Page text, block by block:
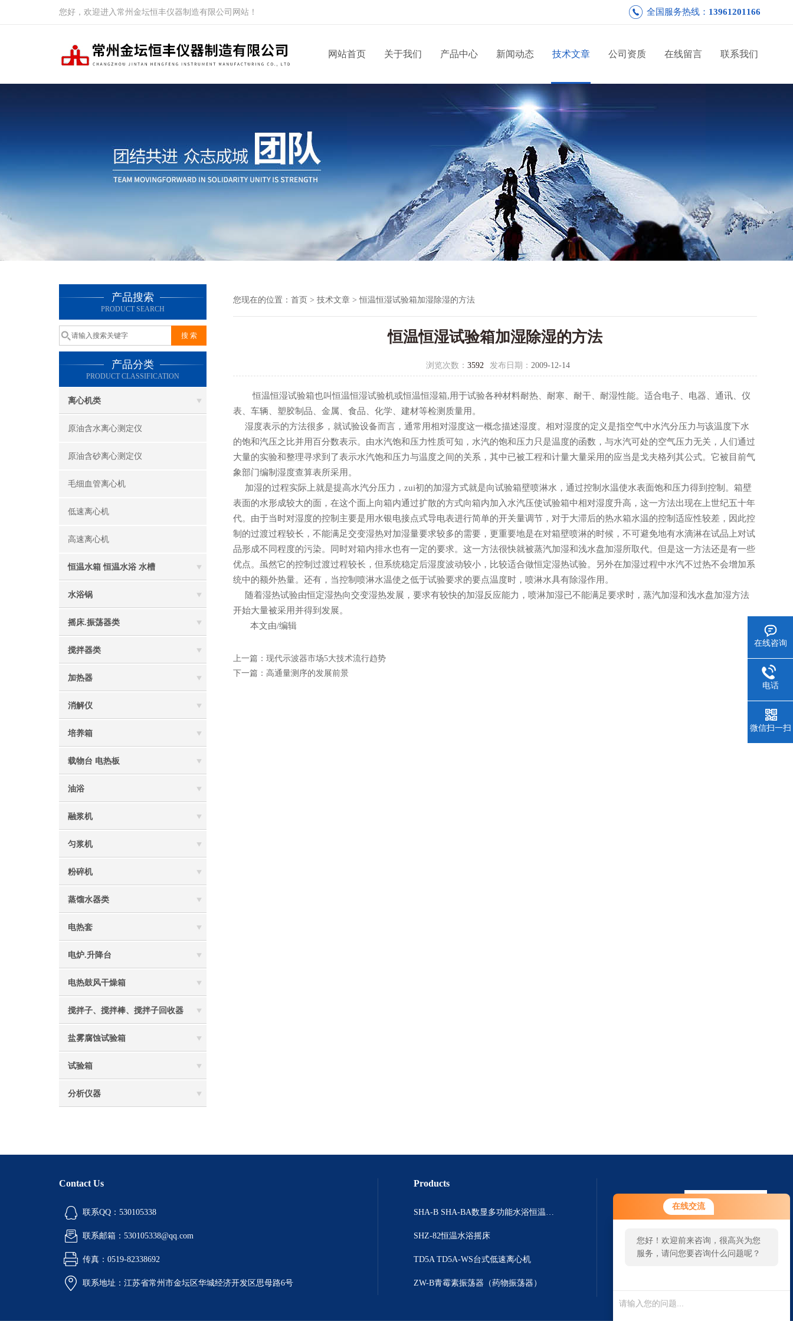
在线交流
您好！欢迎前来咨询，很高兴为您
服务，请问您要咨询什么问题呢？
您好，欢迎进入常州金坛恒丰仪器制造有限公司网站！ 全国服务热线： 13961201166
网站首页 关于我们 产品中心 新闻动态 技术文章 公司资质 在线留言 联系我们
产品搜索
PRODUCT SEARCH
产品分类
PRODUCT CLASSIFICATION
离心机类
原油含水离心测定仪
原油含砂离心测定仪
毛细血管离心机
低速离心机
高速离心机
恒温水箱 恒温水浴 水槽
水浴锅
摇床.振荡器类
搅拌器类
加热器
消解仪
培养箱
载物台 电热板
油浴
融浆机
匀浆机
粉碎机
蒸馏水器类
电热套
电炉.升降台
电热鼓风干燥箱
搅拌子、搅拌棒、搅拌子回收器
盐雾腐蚀试验箱
试验箱
分析仪器
您现在的位置： 首页 > 技术文章 > 恒温恒湿试验箱加湿除湿的方法
恒温恒湿试验箱加湿除湿的方法
浏览次数： 3592 发布日期： 2009-12-14
恒温恒湿试验箱也叫恒温恒湿试验机或恒温恒湿箱,用于试验各种材料耐热、耐寒、耐干、耐湿性能。适合电子、电器、通讯、仪
表、车辆、塑胶制品、金属、食品、化学、建材等检测质量用。
湿度表示的方法很多，就试验设备而言，通常用相对湿度这一概念描述湿度。相对湿度的定义是指空气中水汽分压力与该温度下水
的饱和汽压之比并用百分数表示。由水汽饱和压力性质可知，水汽的饱和压力只是温度的函数，与水汽可处的空气压力无关，人们通过
大量的实验和整理寻求到了表示水汽饱和压力与温度之间的关系，其中已被工程和计量大量采用的应当是戈夫格列其公式。它被目前气
象部门编制湿度查算表所采用。
加湿的过程实际上就是提高水汽分压力，zui初的加湿方式就是向试验箱壁喷淋水，通过控制水温使水表面饱和压力得到控制。箱壁
表面的水形成较大的面，在这个面上向箱内通过扩散的方式向箱内加入水汽压使试验箱中相对湿度升高，这一方法出现在上世纪五十年
代。由于当时对湿度的控制主要是用水银电接点式导电表进行简单的开关量调节，对于大滞后的热水箱水温的控制适应性较差，因此控
制的过渡过程较长，不能满足交变湿热对加湿量要求较多的需要，更重要地是在对箱壁喷淋的时候，不可避免地有水滴淋在试品上对试
品形成不同程度的污染。同时对箱内排水也有一定的要求。这一方法很快就被蒸汽加湿和浅水盘加湿所取代。但是这一方法还是有一些
优点。虽然它的控制过渡过程较长，但系统稳定后湿度波动较小，比较适合做恒定湿热试验。另外在加湿过程中水汽不过热不会增加系
统中的额外热量。还有，当控制喷淋水温使之低于试验要求的要点温度时，喷淋水具有除湿作用。
随着湿热试验由恒定湿热向交变湿热发展，要求有较快的加湿反应能力，喷淋加湿已不能满足要求时，蒸汽加湿和浅水盘加湿方法
开始大量被采用并得到发展。
本文由/编辑
上一篇： 现代示波器市场5大技术流行趋势
下一篇： 高通量测序的发展前景
Contact Us
联系QQ：530105338
联系邮箱：530105338@qq.com
传真：0519-82338692
联系地址：江苏省常州市金坛区华城经济开发区思母路6号
Products
SHA-B SHA-BA数显多功能水浴恒温振荡器
SHZ-82恒温水浴摇床
TD5A TD5A-WS台式低速离心机
ZW-B青霉素振荡器（药物振荡器）
在线咨询
电话
微信扫一扫